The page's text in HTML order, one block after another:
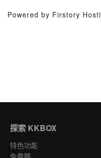
Powered by Firstory
探索 KKBOX
特色功能
免費聽